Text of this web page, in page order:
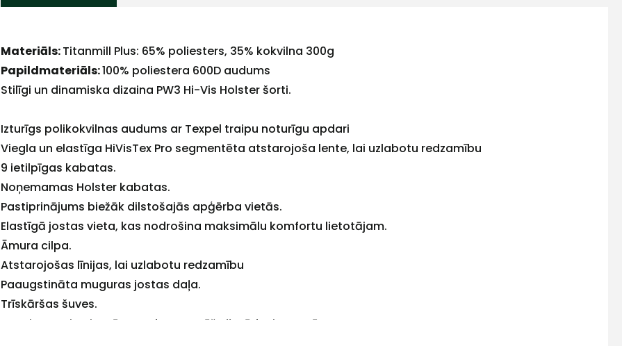
Materiāls:Titanmill Plus: 65% poliesters, 35% kokvilna 300g
Papildmateriāls:100% poliestera 600D audums
Stilīgi un dinamiska dizaina PW3 Hi-Vis Holster šorti.
Izturīgs polikokvilnas audums ar Texpel traipu noturīgu apdari
Viegla un elastīga HiVisTex Pro segmentēta atstarojoša lente, lai uzlabotu redzamību
9 ietilpīgas kabatas.
Noņemamas Holster kabatas.
Pastiprinājums biežāk dilstošajās apģērba vietās.
Elastīgā jostas vieta, kas nodrošina maksimālu komfortu lietotājam.
Āmura cilpa.
Atstarojošas līnijas, lai uzlabotu redzamību
Paaugstināta muguras jostas daļa.
Trīskāršas šuves.
Premium traipu izturīga apdare atgrūž eļļu, ūdeni un netīrumus
Sazinies
ar
+